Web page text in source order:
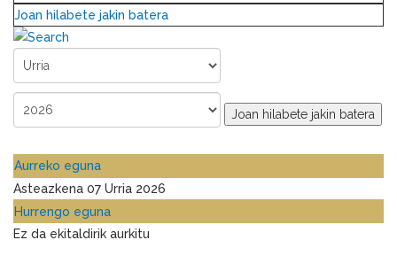
Joan hilabete jakin batera
Joan hilabete jakin batera
Aurreko eguna
Asteazkena 07 Urria 2026
Hurrengo eguna
Ez da ekitaldirik aurkitu